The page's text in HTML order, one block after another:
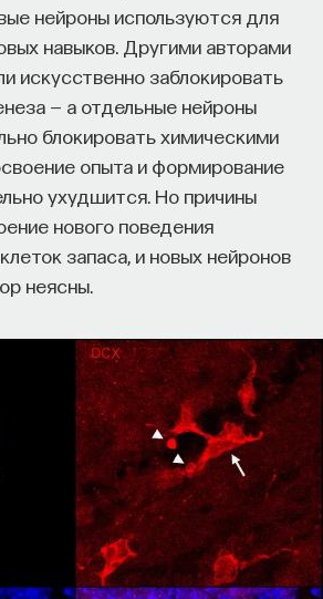
нейроны используются для
навыков. Другими авторами
искусственно заблокировать
— а отдельные нейроны
блокировать химическими
опыта и формирование
ухудшится. Но причины
нового поведения
запаса, и новых нейронов
неясны.